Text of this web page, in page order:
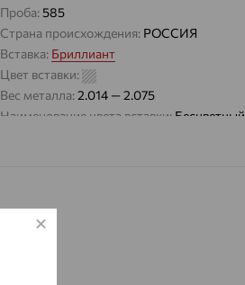
Проба:585
Страна происхождения: РОССИЯ
Вставка: Бриллиант
Цвет вставки:
Вес металла:2.014 — 2.075
Наименование цвета вставки: Бесцветный
ЦВЕТ